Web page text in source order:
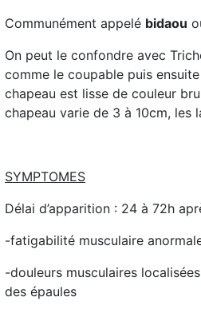
Communément appelé bidaou
On peut le confondre avec
comme le coupable puis
chapeau est lisse de couleur
chapeau varie de 3 à 10cm, les
SYMPTOMES
Délai d’apparition : 24 à 72h
-fatigabilité musculaire
-douleurs musculaires
des épaules